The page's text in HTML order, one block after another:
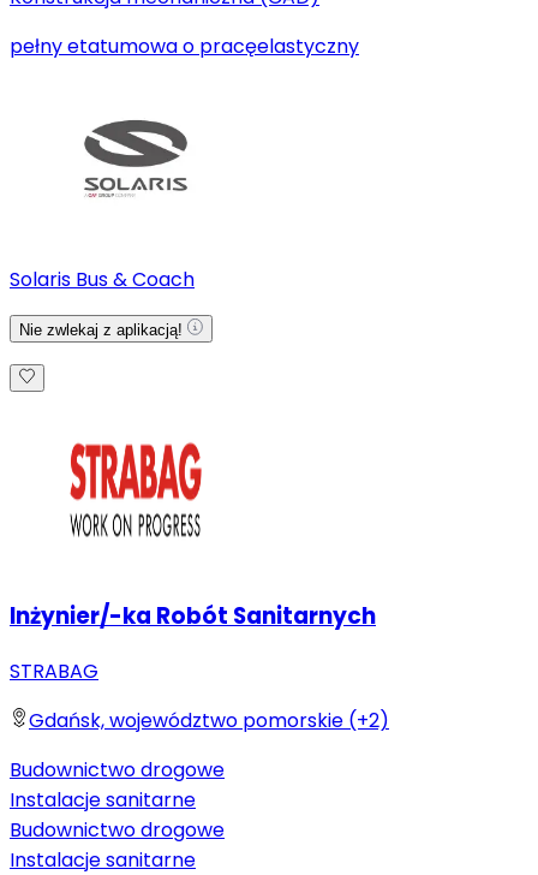
pełny etatumowa o pracęelastyczny
Solaris Bus & Coach
Nie zwlekaj z aplikacją!
Inżynier/-ka Robót Sanitarnych
STRABAG
Gdańsk, województwo pomorskie (+2)
Budownictwo drogowe
Instalacje sanitarne
Budownictwo drogowe
Instalacje sanitarne